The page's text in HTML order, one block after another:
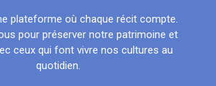
plateforme où chaque récit compte.
pour préserver notre patrimoine et
ceux qui font vivre nos cultures au
quotidien.